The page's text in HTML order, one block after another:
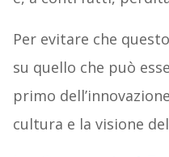
Per evitare che
su quello che può
primo
cultura e la visione